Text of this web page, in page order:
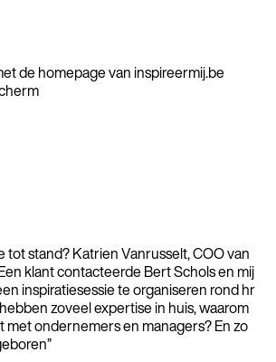
tot stand? Katrien Vanrusselt, COO van
klant contacteerde Bert Schols en mij
inspiratiesessie te organiseren rond hr
zoveel expertise in huis, waarom
met ondernemers en managers? En zo